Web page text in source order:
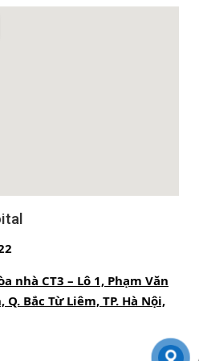
của Auto Capital
dùng
nhà CT3 – Lô 1, Phạm Văn
Bắc Từ Liêm, TP. Hà Nội,